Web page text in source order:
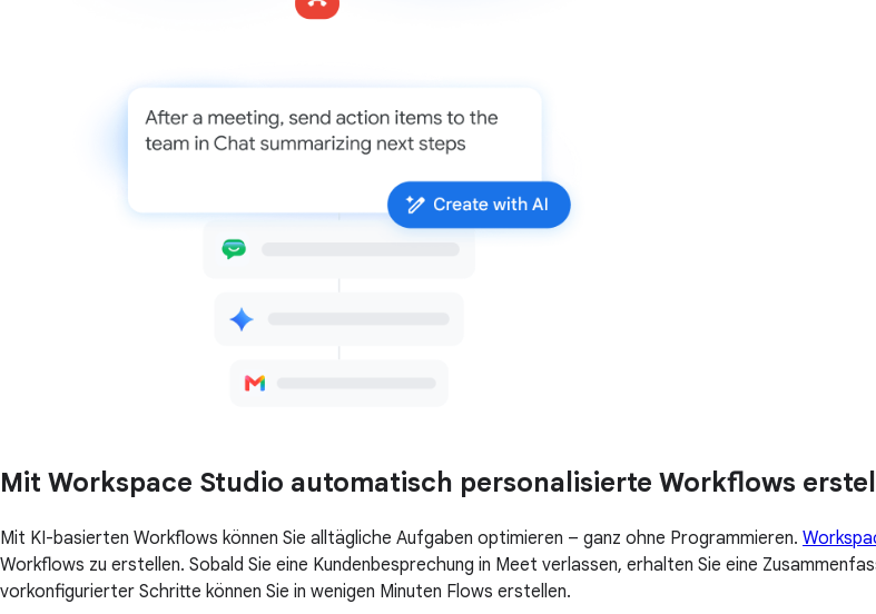
Mit Workspace Studio automatisch personalisierte Workflows
Mit KI-basierten Workflows können Sie alltägliche Aufgaben optimieren – ganz ohne Programmieren.
Workflows zu erstellen. Sobald Sie eine Kundenbesprechung in Meet verlassen, erhalten Sie eine
vorkonfigurierter Schritte können Sie in wenigen Minuten Flows erstellen.